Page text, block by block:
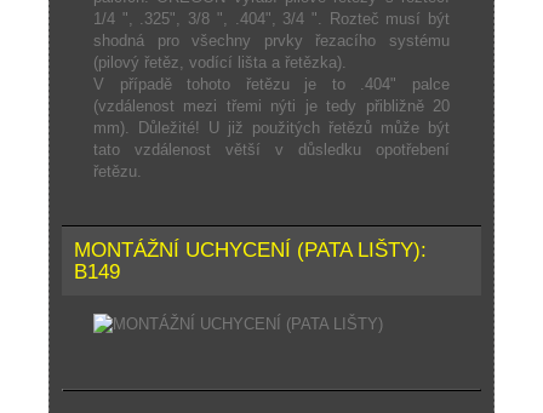
1/4 ", .325", 3/8 ", .404", 3/4 ". Rozteč musí být
shodná pro všechny prvky řezacího systému
(pilový řetěz, vodící lišta a řetězka).
V případě tohoto řetězu je to .404" palce
(vzdálenost mezi třemi nýti je tedy přibližně 20
mm). Důležité! U již použitých řetězů může být
tato vzdálenost větší v důsledku opotřebení
řetězu.
MONTÁŽNÍ UCHYCENÍ (PATA LIŠTY):
B149